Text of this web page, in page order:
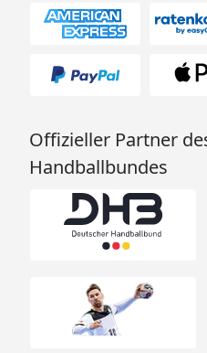
Offizieller Partner
Handballbundes